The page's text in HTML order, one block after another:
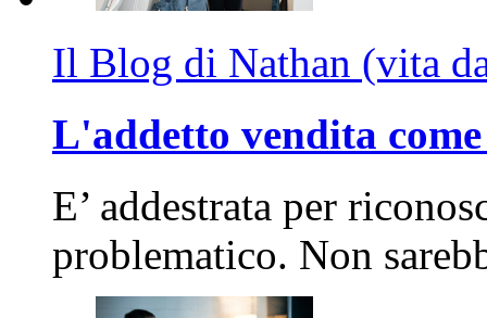
Il Blog di Nathan (vita
L'addetto vendita
E’ addestrata per
problematico. Non